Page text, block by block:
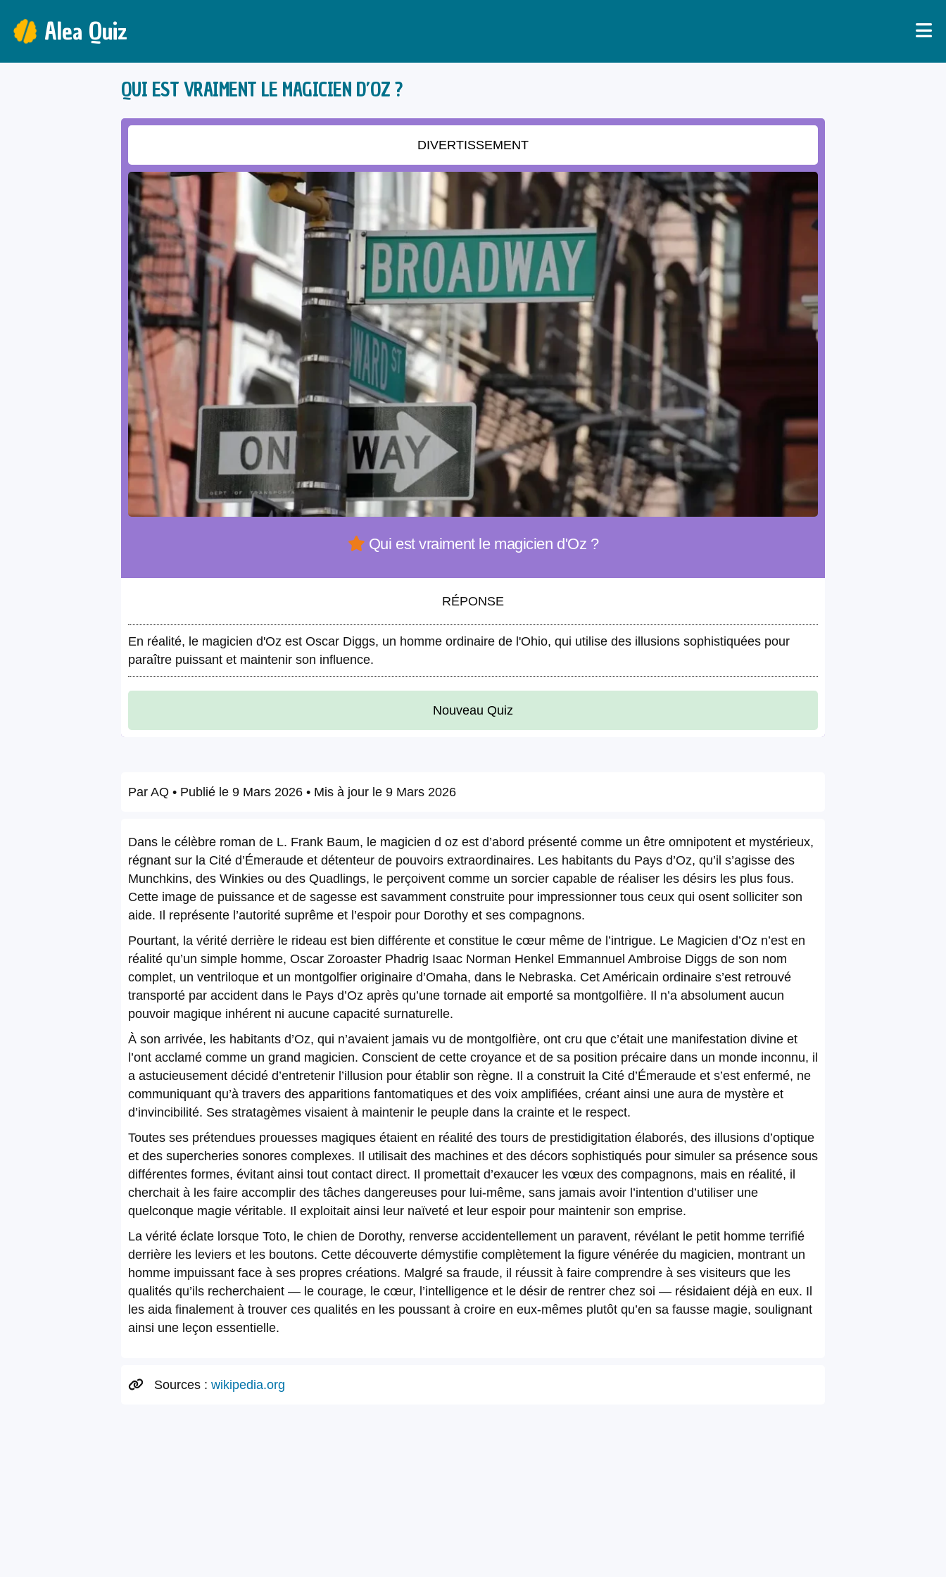
Alea Quiz
QUI EST VRAIMENT LE MAGICIEN D’OZ ?
DIVERTISSEMENT
Qui est vraiment le magicien d'Oz ?
RÉPONSE
En réalité, le magicien d'Oz est Oscar Diggs, un homme ordinaire de l'Ohio, qui utilise des illusions sophistiquées pour
paraître puissant et maintenir son influence.
Nouveau Quiz
Par AQ • Publié le 9 Mars 2026 • Mis à jour le 9 Mars 2026
Dans le célèbre roman de L. Frank Baum, le magicien d oz est d’abord présenté comme un être omnipotent et mystérieux,
régnant sur la Cité d’Émeraude et détenteur de pouvoirs extraordinaires. Les habitants du Pays d’Oz, qu’il s’agisse des
Munchkins, des Winkies ou des Quadlings, le perçoivent comme un sorcier capable de réaliser les désirs les plus fous.
Cette image de puissance et de sagesse est savamment construite pour impressionner tous ceux qui osent solliciter son
aide. Il représente l’autorité suprême et l’espoir pour Dorothy et ses compagnons.
Pourtant, la vérité derrière le rideau est bien différente et constitue le cœur même de l’intrigue. Le Magicien d’Oz n’est en
réalité qu’un simple homme, Oscar Zoroaster Phadrig Isaac Norman Henkel Emmannuel Ambroise Diggs de son nom
complet, un ventriloque et un montgolfier originaire d’Omaha, dans le Nebraska. Cet Américain ordinaire s’est retrouvé
transporté par accident dans le Pays d’Oz après qu’une tornade ait emporté sa montgolfière. Il n’a absolument aucun
pouvoir magique inhérent ni aucune capacité surnaturelle.
À son arrivée, les habitants d’Oz, qui n’avaient jamais vu de montgolfière, ont cru que c’était une manifestation divine et
l’ont acclamé comme un grand magicien. Conscient de cette croyance et de sa position précaire dans un monde inconnu, il
a astucieusement décidé d’entretenir l’illusion pour établir son règne. Il a construit la Cité d’Émeraude et s’est enfermé, ne
communiquant qu’à travers des apparitions fantomatiques et des voix amplifiées, créant ainsi une aura de mystère et
d’invincibilité. Ses stratagèmes visaient à maintenir le peuple dans la crainte et le respect.
Toutes ses prétendues prouesses magiques étaient en réalité des tours de prestidigitation élaborés, des illusions d’optique
et des supercheries sonores complexes. Il utilisait des machines et des décors sophistiqués pour simuler sa présence sous
différentes formes, évitant ainsi tout contact direct. Il promettait d’exaucer les vœux des compagnons, mais en réalité, il
cherchait à les faire accomplir des tâches dangereuses pour lui-même, sans jamais avoir l’intention d’utiliser une
quelconque magie véritable. Il exploitait ainsi leur naïveté et leur espoir pour maintenir son emprise.
La vérité éclate lorsque Toto, le chien de Dorothy, renverse accidentellement un paravent, révélant le petit homme terrifié
derrière les leviers et les boutons. Cette découverte démystifie complètement la figure vénérée du magicien, montrant un
homme impuissant face à ses propres créations. Malgré sa fraude, il réussit à faire comprendre à ses visiteurs que les
qualités qu’ils recherchaient — le courage, le cœur, l’intelligence et le désir de rentrer chez soi — résidaient déjà en eux. Il
les aida finalement à trouver ces qualités en les poussant à croire en eux-mêmes plutôt qu’en sa fausse magie, soulignant
ainsi une leçon essentielle.
Sources : wikipedia.org